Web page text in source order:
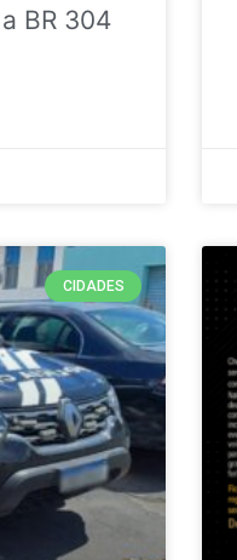
BR 304
CIDADES